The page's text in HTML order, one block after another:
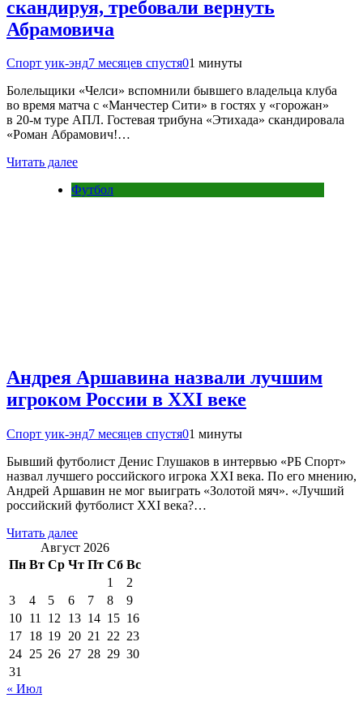
скандируя, требовали вернуть
Абрамовича
Спорт уик-энд7 месяцев спустя01 минуты
Болельщики «Челси» вспомнили бывшего владельца клуба
во время матча с «Манчестер Сити» в гостях у «горожан»
в 20-м туре АПЛ. Гостевая трибуна «Этихада» скандировала
«Роман Абрамович!…
Читать далее
Футбол
Андрея Аршавина назвали лучшим
игроком России в XXI веке
Спорт уик-энд7 месяцев спустя01 минуты
Бывший футболист Денис Глушаков в интервью «РБ Спорт»
назвал лучшего российского игрока XXI века. По его мнению,
Андрей Аршавин не мог выиграть «Золотой мяч». «Лучший
российский футболист XXI века?…
Читать далее
Август 2026
Пн Вт Ср Чт Пт Сб Вс
1
2
3
4 5 6 7 8
9
10 11 12 13 14 15 16
17 18 19 20 21 22 23
24 25 26 27 28 29 30
31
« Июл